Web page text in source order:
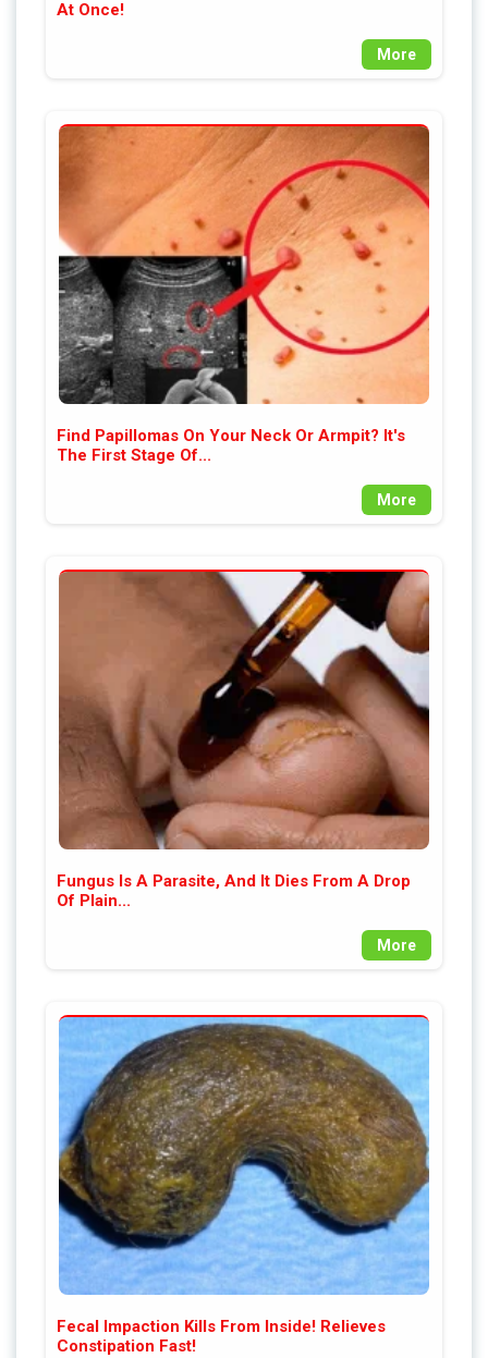
At Once!
More
Find Papillomas On Your Neck Or Armpit? It's
The First Stage Of...
More
Fungus Is A Parasite, And It Dies From A Drop
Of Plain...
More
Fecal Impaction Kills From Inside! Relieves
Constipation Fast!